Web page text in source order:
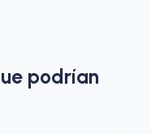
podrían